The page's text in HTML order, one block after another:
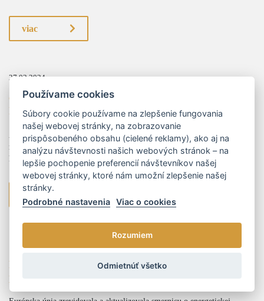
viac
27.03.2024
Opätovný úspech L/R/P advokátov v rámci rebríčka
LEGAL 500
Advokátska kancelária L/R/P advokáti, s.r.o. bola opätovne zaradená
medzi popredné kancelárie v medzinárodnom rebríčku advokátskych
kancelárií Legal 500.
viac
Nové pravidlá energetickej efektívnosti 2030: Čo
potrebujete vedieť o smernici Európskej únie?
Používame cookies
Súbory cookie používame na zlepšenie fungovania
našej webovej stránky, na zobrazovanie
prispôsobeného obsahu (cielené reklamy), ako aj na
analýzu návštevnosti našich webových stránok – na
lepšie pochopenie preferencií návštevníkov našej
webovej stránky, ktoré nám umožní zlepšenie našej
stránky.
Podrobné nastavenia
Viac o cookies
Rozumiem
Odmietnúť všetko